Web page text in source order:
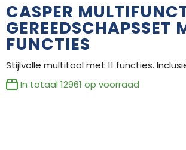
Bodywarmers
Broeken en Rokken
Caps, Hoeden en Mutsen
CASPER
GEREEDSCHAPSSET
FUNCTIES
Stijlvolle multitool met 11 functies.
In totaal 12961 op voorraad